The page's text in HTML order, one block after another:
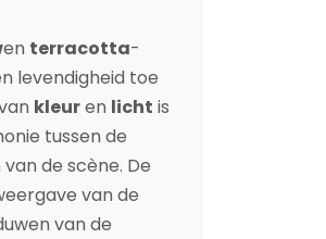
en terracotta-
levendigheid toe
kleuren licht is
tussen de
de scène. De
van de
van de